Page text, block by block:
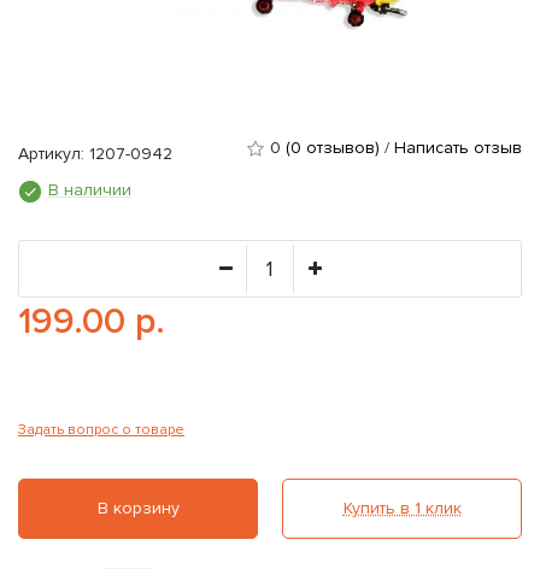
Артикул: 1207-0942 0 (0 отзывов) / Написать отзыв
В наличии
199.00 р.
Задать вопрос о товаре
В корзину Купить в 1 клик